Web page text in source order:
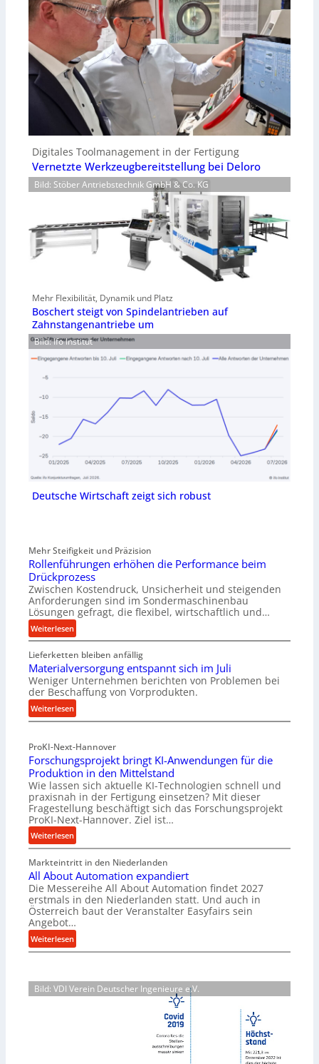
Digitales Toolmanagement in der Fertigung
Vernetzte Werkzeugbereitstellung bei Deloro
Bild: Stöber Antriebstechnik GmbH & Co. KG
Mehr Flexibilität, Dynamik und Platz
Boschert steigt von Spindelantrieben auf
Zahnstangenantriebe um
Bild: Ifo Institut
Deutsche Wirtschaft zeigt sich robust
Mehr Steifigkeit und Präzision
Rollenführungen erhöhen die Performance beim
Drückprozess
Zwischen Kostendruck, Unsicherheit und steigenden
Anforderungen sind im Sondermaschinenbau
Lösungen gefragt, die flexibel, wirtschaftlich und…
Weiterlesen:
R
o
l
l
e
n
f
h
r
u
n
g
e
n
e
r
h
ö
h
e
n
d
i
P
e
Lieferketten bleiben anfällig
Materialversorgung entspannt sich im Juli
Weniger Unternehmen berichten von Problemen bei
der Beschaffung von Vorprodukten.
Weiterlesen:
M
t
e
r
i
a
l
v
e
r
o
r
g
u
n
g
n
t
ProKI-Next-Hannover
Forschungsprojekt bringt KI-Anwendungen für die
Produktion in den Mittelstand
Wie lassen sich aktuelle KI-Technologien schnell und
praxisnah in der Fertigung einsetzen? Mit dieser
Fragestellung beschäftigt sich das Forschungsprojekt
ProKI-Next-Hannover. Ziel ist…
Weiterlesen:
F
o
r
s
c
h
u
n
p
r
Markteintritt in den Niederlanden
All About Automation expandiert
Die Messereihe All About Automation findet 2027
erstmals in den Niederlanden statt. Und auch in
Österreich baut der Veranstalter Easyfairs sein
Angebot…
Weiterlesen:
A
A
Bild: VDI Verein Deutscher Ingenieure e.V.